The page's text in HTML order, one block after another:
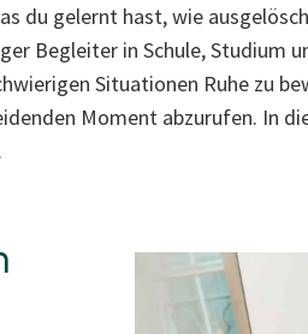
du gelernt hast, wie
Begleiter in Schule, Studium
Situationen Ruhe zu
Moment abzurufen. In